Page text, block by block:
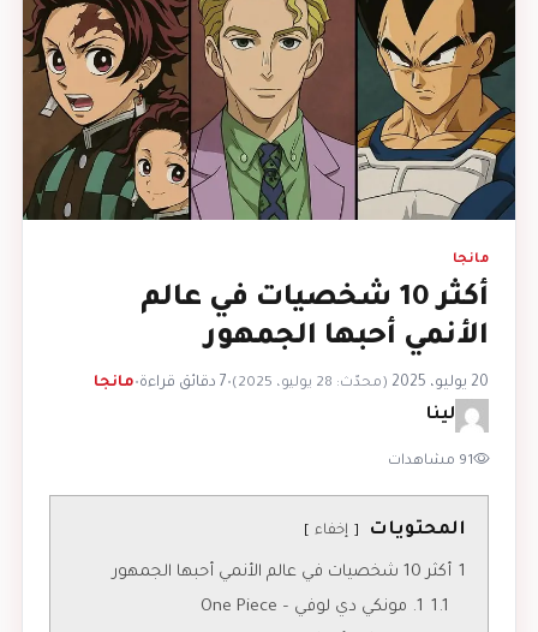
مانجا
أكثر 10 شخصيات في عالم
الأنمي أحبها الجمهور
20 يوليو، 2025 (محدّث: 28 يوليو، 2025) • 7 دقائق قراءة •مانجا
لينا
91 مشاهدات
المحتويات إخفاء
1 أكثر 10 شخصيات في عالم الأنمي أحبها الجمهور
1.1
1. مونكي دي لوفي – One Piece